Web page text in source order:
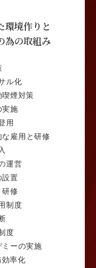
環境作りと
為の取組み
ル化
煙対策
実施
用
雇用と研修
運営
置
修
制度
度
ーの実施
効率化